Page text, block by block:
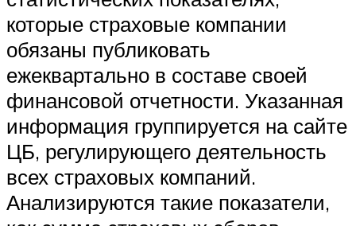
которые страховые компании
обязаны публиковать
ежеквартально в составе своей
финансовой отчетности. Указанная
информация группируется на сайте
ЦБ, регулирующего деятельность
всех страховых компаний.
Анализируются такие показатели,